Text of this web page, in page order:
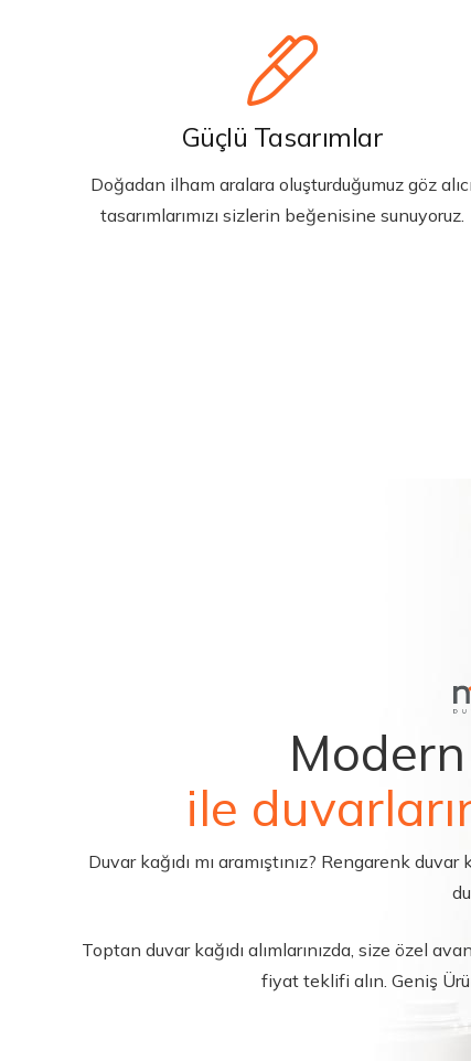
Güçlü Tasarımlar
Doğadan ilham aralara oluşturduğumuz göz alıcı
tasarımlarımızı sizlerin beğenisine sunuyoruz.
Modern
ile
Duvar kağıdı mı aramıştınız? Rengarenk
Toptan duvar kağıdı alımlarınızda, size özel
fiyat teklifi alın. Geniş